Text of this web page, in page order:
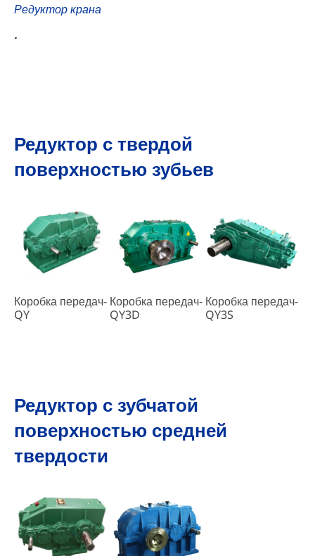
Редуктор крана
.
Редуктор с твердой
поверхностью зубьев
Коробка передач-
QY
Коробка передач-
QY3D
Коробка передач-
QY3S
Редуктор с зубчатой
поверхностью средней
твердости